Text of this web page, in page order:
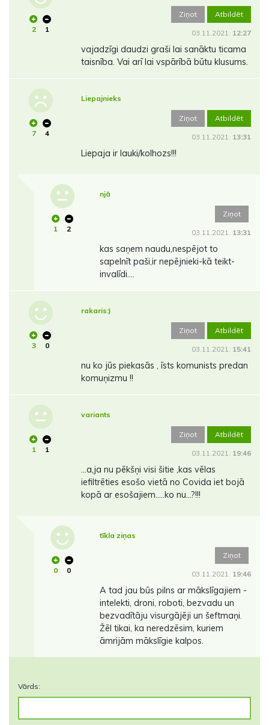
2 1
Ziņot Atbildēt
03.11.2021. 12:27
vajadzīgi daudzi graši lai sanāktu ticama
taisnība. Vai arī lai vspārībā būtu klusums.
7 4
Liepajnieks
Ziņot Atbildēt
03.11.2021. 13:31
Liepaja ir lauki/kolhozs!!!
1 2
njā
Ziņot
03.11.2021. 13:31
kas saņem naudu,nespējot to
sapelnīt paši,ir nepējnieki-kā teikt-
invalīdi....
3 0
rakaris:)
Ziņot Atbildēt
03.11.2021. 15:41
nu ko jūs piekasās , īsts komunists predan
komuņizmu !!
1 1
variants
Ziņot Atbildēt
03.11.2021. 19:46
...a,ja nu pēkšņi visi šitie ,kas vēlas
iefiltrēties esošo vietā no Covida iet bojā
kopā ar esošajiem.....ko nu...?!!!
0 0
tīkla ziņas
Ziņot
03.11.2021. 19:46
A tad jau būs pilns ar mākslīgajiem -
intelekti, droni, roboti, bezvadu un
bezvadītāju visurgājēji un šeftmaņi.
Žēl tikai, ka neredzēsim, kuriem
āmrijām mākslīgie kalpos.
Vārds: